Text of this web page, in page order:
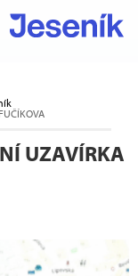
UZAVÍRKA